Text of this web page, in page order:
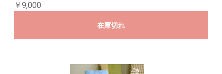
￥9,000
在庫切れ